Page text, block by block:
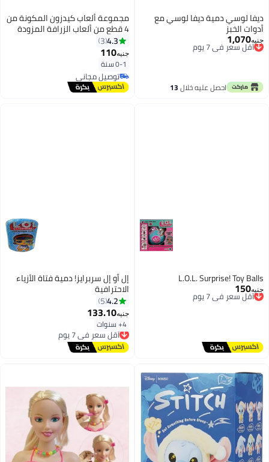
ديفا لوسي دمية ديفا لوسي مع
أدوات الخبز
جنيه1,070
أقل سعر في 7 يوم
توصيل مجاني
احصل عليه خلال13
مجموعة ألعاب كيدزون المكونة من
4 قطع من ألعاب الزرافة المزودة
تلسكوبية
4.3
3
جنيه110
0-1 سنة
توصيل مجاني
توصيل مجاني
L.O.L. Surprise! Toy Balls
جنيه150
أقل سعر في 7 يوم
توصيل مجاني
إل أو إل سربرايز! دمية فتاة الأزياء
الاحترافية
4.2
5
جنيه133.10
4+ سنوات أقل سعر في 7 يوم
توصيل مجاني
أقل سعر في 7 يوم